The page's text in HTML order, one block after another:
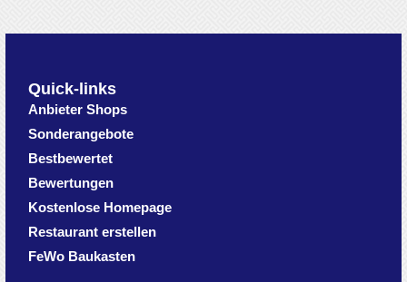
Quick-links
Anbieter Shops
Sonderangebote
Bestbewertet
Bewertungen
Kostenlose Homepage
Restaurant erstellen
FeWo Baukasten